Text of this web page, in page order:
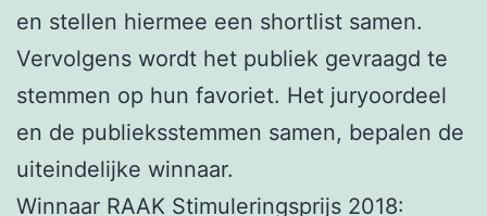
en stellen hiermee een shortlist samen.
Vervolgens wordt het publiek gevraagd te
stemmen op hun favoriet. Het juryoordeel
en de publieksstemmen samen, bepalen de
uiteindelijke winnaar.
Winnaar RAAK Stimuleringsprijs 2018: